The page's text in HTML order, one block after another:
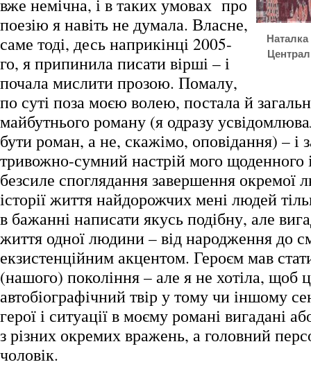
Наталка
вже немічна, і в таких умовах про
поезію я навіть не думала. Власне,
саме тоді, десь наприкінці 2005-
го, я припинила писати вірші – і
почала мислити прозою. Помалу,
по суті поза моєю волею, постала й
майбутнього роману (я одразу
бути роман, а не, скажімо, оповідання) – і
тривожно-сумний настрій мого щоденного
безсиле споглядання завершення окремої
історії життя найдорожчих мені людей
в бажанні написати якусь подібну, але
життя одної людини – від народження до
екзистенційним акцентом. Героєм мав
(нашого) покоління – але я не хотіла, щоб
автобіографічний твір у тому чи іншому
герої і ситуації в моєму романі вигадані
з різних окремих вражень, а головний
чоловік.